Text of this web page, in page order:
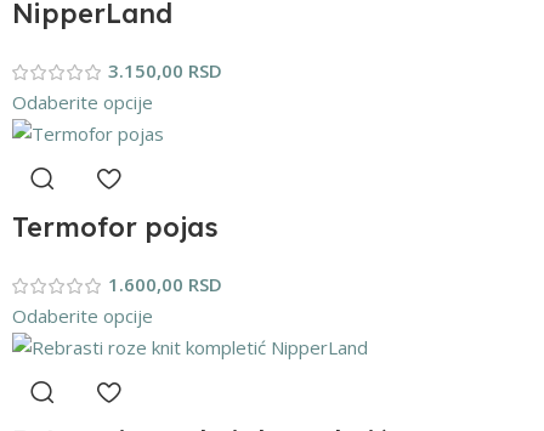
NipperLand
3.150,00 RSD
Odaberite opcije
Termofor pojas
1.600,00 RSD
Odaberite opcije